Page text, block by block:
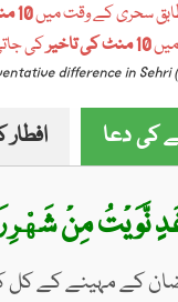
سحری کے وقت میں10 منٹ کا اضافہ
10 منٹ کی تاخیر کی
difference in Sehri
کی دعا
نَّوَيْتُ مِنْ شَهْرِ
کے مہینے کے